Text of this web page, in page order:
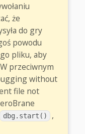
że
do gry
powodu
pliku, aby
przeciwnym
without
file not
dbg.start()
,